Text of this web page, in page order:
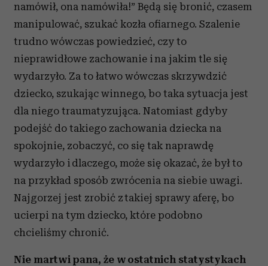
namówił, ona namówiła!” Będą się bronić, czasem
manipulować, szukać kozła ofiarnego. Szalenie
trudno wówczas powiedzieć, czy to
nieprawidłowe zachowanie i na jakim tle się
wydarzyło. Za to łatwo wówczas skrzywdzić
dziecko, szukając winnego, bo taka sytuacja jest
dla niego traumatyzująca. Natomiast gdyby
podejść do takiego zachowania dziecka na
spokojnie, zobaczyć, co się tak naprawdę
wydarzyło i dlaczego, może się okazać, że był to
na przykład sposób zwrócenia na siebie uwagi.
Najgorzej jest zrobić z takiej sprawy aferę, bo
ucierpi na tym dziecko, które podobno
chcieliśmy chronić.
Nie martwi pana, że w ostatnich statystykach